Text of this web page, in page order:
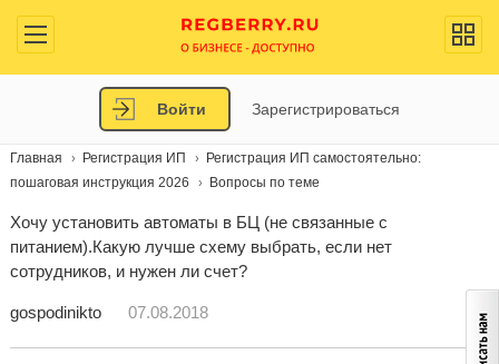
Войти Зарегистрироваться
Главная Регистрация ИП
Регистрация ИП самостоятельно:
пошаговая инструкция 2026
Вопросы по теме
Хочу установить автоматы в БЦ (не связанные с
питанием).Какую лучше схему выбрать, если нет
сотрудников, и нужен ли счет?
gospodinikto 07.08.2018